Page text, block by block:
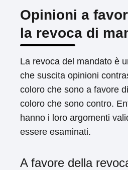
Opinioni a
la revoca di
La revoca del mandato è
che suscita opinioni
coloro che sono a favore
coloro che sono contro.
hanno i loro argomenti
essere esaminati.
A favore della